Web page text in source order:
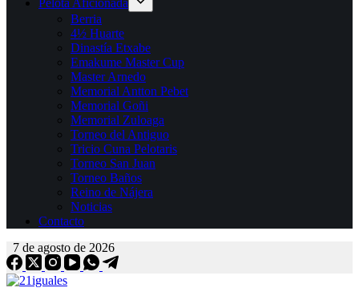
Pelota Aficionada
Berria
4½ Huarte
Dinastía Etxabe
Emakume Master Cup
Master Arnedo
Memorial Antton Pebet
Memorial Goñi
Memorial Zuloaga
Torneo del Antiguo
Tricio Cuna Pelotaris
Torneo San Juan
Torneo Baños
Reino de Nájera
Noticias
Contacto
7 de agosto de 2026